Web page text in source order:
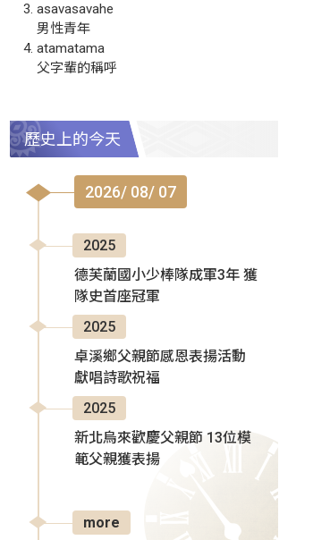
asavasavahe
男性青年
atamatama
父字輩的稱呼
歷史上的今天
2026/ 08/ 07
2025
德芙蘭國小少棒隊成軍3年 獲
隊史首座冠軍
2025
卓溪鄉父親節感恩表揚活動
獻唱詩歌祝福
2025
新北烏來歡慶父親節 13位模
範父親獲表揚
more